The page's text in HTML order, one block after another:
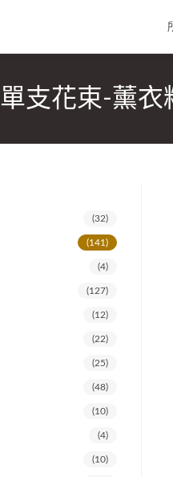
支花束-薰
(32)
(141)
(4)
(127)
(12)
(22)
(25)
(48)
(10)
(4)
(10)